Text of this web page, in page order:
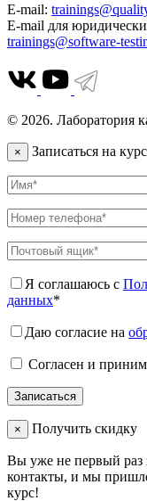
E-mail:
E-mail для
trainings@software-
© 2026. Лаборатория
× Записаться на курс
Я соглашаюсь с
данных*
Даю согласие на
Согласен и
× Получить скидку
Вы уже не первый раз
контакты, и мы
курс!